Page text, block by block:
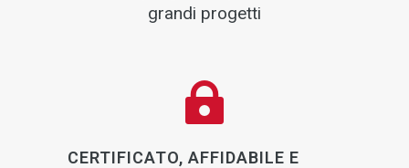
grandi progetti
CERTIFICATO, AFFIDABILE E